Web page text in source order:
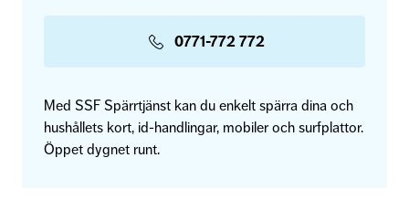
0771-772 772
Med SSF Spärrtjänst kan du enkelt spärra dina och
hushållets kort, id-handlingar, mobiler och surfplattor.
Öppet dygnet runt.